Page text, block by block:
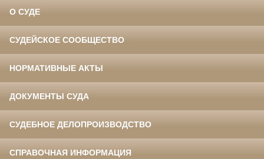
О СУДЕ
СУДЕЙСКОЕ СООБЩЕСТВО
НОРМАТИВНЫЕ АКТЫ
ДОКУМЕНТЫ СУДА
СУДЕБНОЕ ДЕЛОПРОИЗВОДСТВО
СПРАВОЧНАЯ ИНФОРМАЦИЯ